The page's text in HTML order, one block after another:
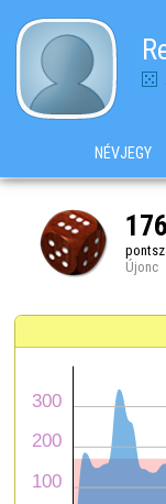
NÉVJEGY
176
Újonc